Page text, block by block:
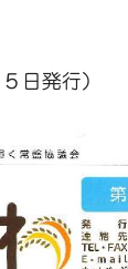
日発行）